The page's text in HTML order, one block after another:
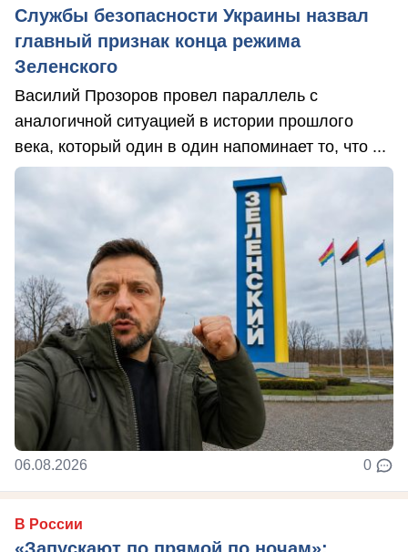
Службы безопасности Украины назвал
главный признак конца режима
Зеленского
Василий Прозоров провел параллель с
аналогичной ситуацией в истории прошлого
века, который один в один напоминает то, что ...
06.08.2026 0
В России
«Запускают по прямой по ночам»: